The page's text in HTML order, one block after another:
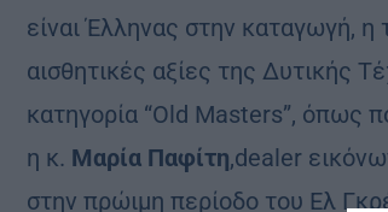
είναι Έλληνας στην καταγωγή, η
αισθητικές αξίες της Δυτικής
κατηγορία “Old Masters”, όπως
η κ. Μαρία Παφίτη,dealer
στην πρώιμη περίοδο του Ελ